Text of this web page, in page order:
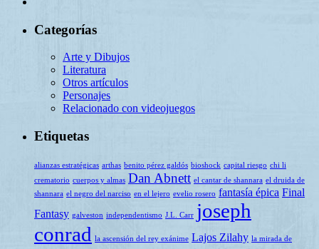
Categorías
Arte y Dibujos
Literatura
Otros artículos
Personajes
Relacionado con videojuegos
Etiquetas
alianzas estratégicas arthas benito pérez galdós bioshock capital riesgo chi li
crematorio cuerpos y almas Dan Abnett el cantar de shannara el druida de
shannara el negro del narciso en el lejero evelio rosero fantasía épica Final
Fantasy galveston independentismo J.L. Carr joseph
conrad la ascensión del rey exánime Lajos Zilahy la mirada de